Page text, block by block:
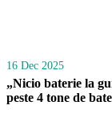
16 Dec 2025
„Nicio baterie la
peste 4 tone de